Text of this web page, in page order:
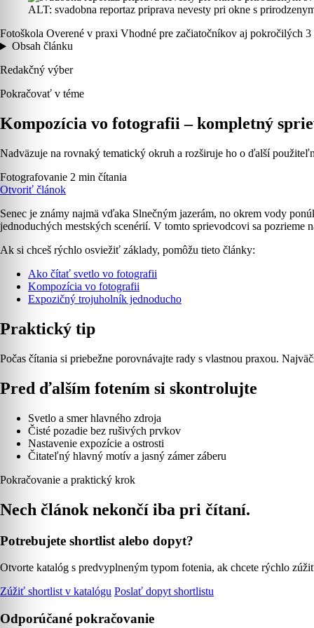
ALT: svadobna reportaz priprava nevesty pri okne s
Fotoškola Overené v praxi Vhodné pre začiatočníkov aj pokročilých 3
Obsah článku
Redakčný výber
Pokračovať v téme
Kompozícia vo fotografii – kompletný
Nadväzuje na rovnaký tematický okruh a rozširuje ho o ďalší
Fotografovanie 2 min čítania
Otvoriť článok
Senec je známy najmä vďaka Slnečným jazerám, no okrem vody
jednoduchých mestských scenérií. V tomto sprievodcovi sa pozrieme
Ak si chceš rýchlo osviežiť základy, pomôžu tieto články:
Ako čítať svetlo vo fotografii
Kompozícia vo fotografii
Expozičný trojuholník jednoducho
Praktický tip
Počas čítania si priebežne porovnávajte rady s vlastnou praxou.
Pred ďalším fotením si skontrolujte
Svetlo a smer hlavného zdroja
Čisté pozadie bez rušivých prvkov
Nastavenie expozície a ostrosti
Čitateľný hlavný motív a jasný zámer záberu
Pokračovanie a praktický krok
Nech článok nekončí iba pri čítaní.
Potrebujete shortlist alebo dopyt?
Otvorte katalóg s predvyplneným typom fotenia, ak chcete rýchlo
Zúžiť shortlist v katalógu Poslať dopyt shortlistu
Odporúčané pokračovanie